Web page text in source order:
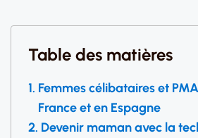
Table des matières
Femmes célibataires et
France et en Espagne
Devenir maman avec la